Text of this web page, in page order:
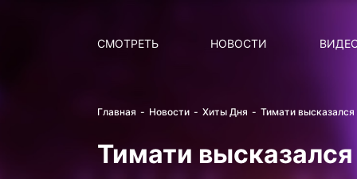
СМОТРЕТЬ НОВОСТИ
Главная Новости Хиты Дня Тимати
Тимати